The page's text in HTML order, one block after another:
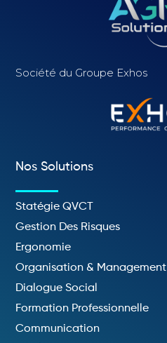
Société du Groupe Exhos
Nos Solutions
Statégie QVCT
Gestion Des Risques
Ergonomie
Organisation & Management
Dialogue Social
Formation Professionnelle
Communication